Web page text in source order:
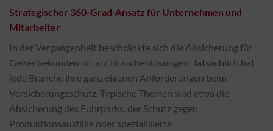
Strategischer 360-Grad-Ansatz für Unternehmen und
Mitarbeiter
In der Vergangenheit beschränkte sich die Absicherung für
Gewerbekunden oft auf Branchenlösungen. Tatsächlich hat
jede Branche ihre ganz eigenen Anforderungen beim
Versicherungsschutz. Typische Themen sind etwa die
Absicherung des Fuhrparks, der Schutz gegen
Produktionsausfälle oder spezialisierte